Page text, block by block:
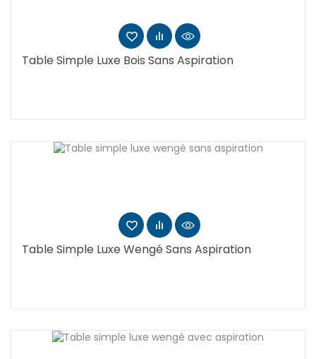
Table Simple Luxe Bois Sans Aspiration
Table Simple Luxe Wengé Sans Aspiration